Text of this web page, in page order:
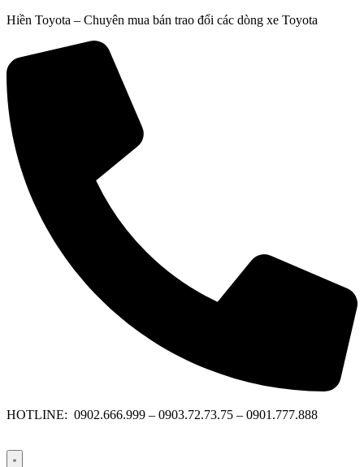
Chuyển
dung
Hiền Toyota – Chuyên mua bán trao đổi các dòng xe Toyota
HOTLINE: 0902.666.999 – 0903.72.73.75 – 0901.777.888